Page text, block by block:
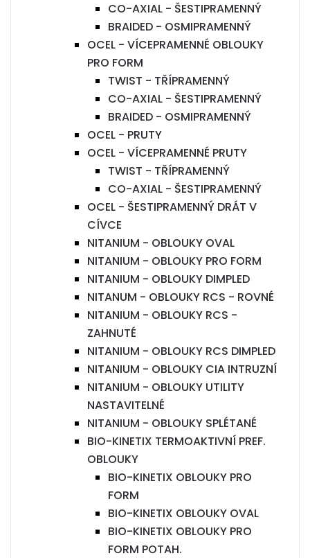
CO-AXIAL - ŠESTIPRAMENNÝ
BRAIDED - OSMIPRAMENNÝ
OCEL - VÍCEPRAMENNÉ OBLOUKY
PRO FORM
TWIST - TŘÍPRAMENNÝ
CO-AXIAL - ŠESTIPRAMENNÝ
BRAIDED - OSMIPRAMENNÝ
OCEL - PRUTY
OCEL - VÍCEPRAMENNÉ PRUTY
TWIST - TŘÍPRAMENNÝ
CO-AXIAL - ŠESTIPRAMENNÝ
OCEL - ŠESTIPRAMENNÝ DRÁT V
CÍVCE
NITANIUM - OBLOUKY OVAL
NITANIUM - OBLOUKY PRO FORM
NITANIUM - OBLOUKY DIMPLED
NITANUM - OBLOUKY RCS - ROVNÉ
NITANIUM - OBLOUKY RCS -
ZAHNUTÉ
NITANIUM - OBLOUKY RCS DIMPLED
NITANIUM - OBLOUKY CIA INTRUZNÍ
NITANIUM - OBLOUKY UTILITY
NASTAVITELNÉ
NITANIUM - OBLOUKY SPLÉTANÉ
BIO-KINETIX TERMOAKTIVNÍ PREF.
OBLOUKY
BIO-KINETIX OBLOUKY PRO
FORM
BIO-KINETIX OBLOUKY OVAL
BIO-KINETIX OBLOUKY PRO
FORM POTAH.